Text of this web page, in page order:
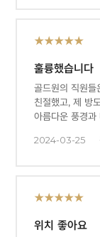
★★★★★
훌륭했습니다
골드원의 직원
친절했고, 제 방
아름다운 풍경과
2024-03-25
★★★★★
위치 좋아요